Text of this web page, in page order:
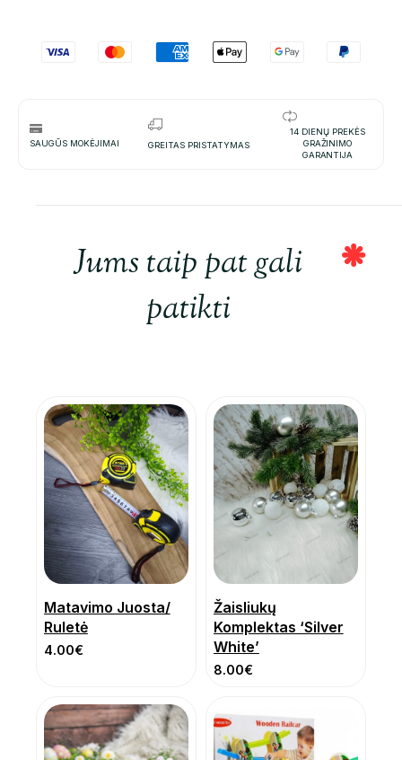
SAUGŪS MOKĖJIMAI GREITAS PRISTATYMAS
14 DIENŲ PREKĖS
GRAŽINIMO
GARANTIJA
Jums taip pat gali
patikti
Matavimo Juosta/
Ruletė
4.00€
Žaisliukų
Komplektas ‘Silver
White’
8.00€